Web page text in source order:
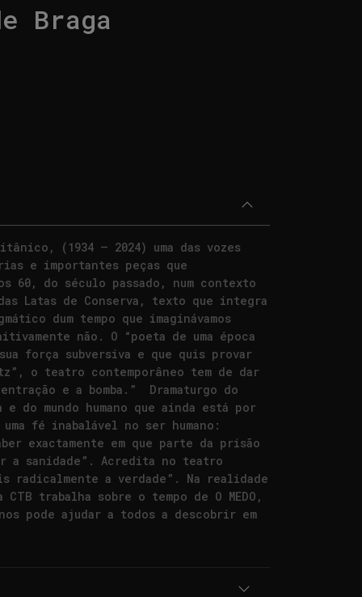
Braga
(1934 – 2024) uma das vozes
e importantes peças que
60, do século passado, num contexto
Latas de Conserva, texto que integra
dum tempo que imaginávamos
não. O “poeta de uma época
força subversiva e que quis provar
o teatro contemporâneo tem de dar
e a bomba.” Dramaturgo do
do mundo humano que ainda está por
fé inabalável no ser humano:
exactamente em que parte da prisão
a sanidade”. Acredita no teatro
radicalmente a verdade”. Na realidade
trabalha sobre o tempo de O MEDO,
pode ajudar a todos a descobrir em